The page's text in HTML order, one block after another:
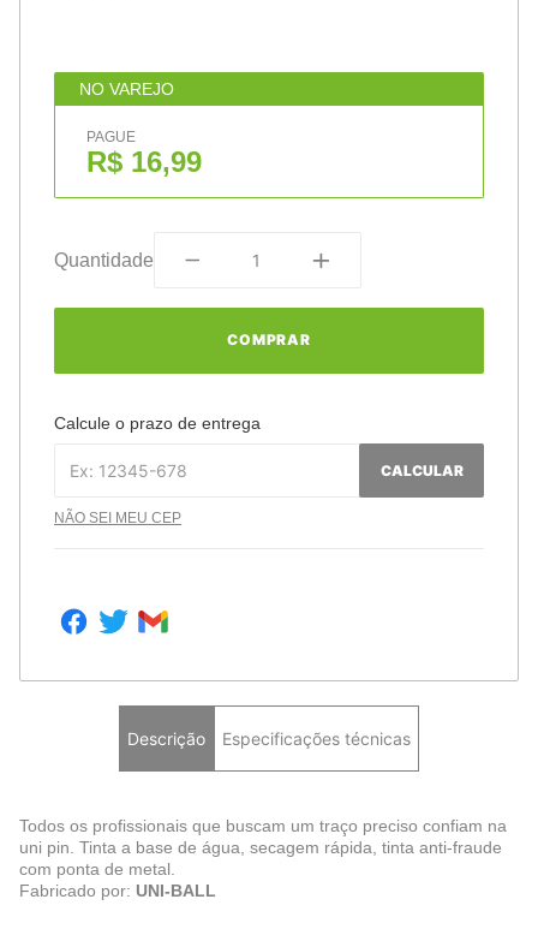
NO VAREJO
PAGUE
R$ 16,99
Quantidade
COMPRAR
Calcule o prazo de entrega
CALCULAR
NÃO SEI MEU CEP
Descrição Especificações técnicas
Todos os profissionais que buscam um traço preciso confiam na
uni pin. Tinta a base de água, secagem rápida, tinta anti-fraude
com ponta de metal.
Fabricado por: UNI-BALL